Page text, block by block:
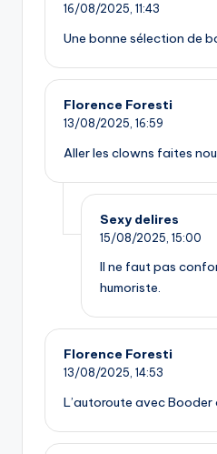
16/08/2025, 11:43
Une bonne sélection de
Florence Foresti
13/08/2025, 16:59
Aller les clowns faites
Sexy delires
15/08/2025, 15:00
Il ne faut pas
humoriste.
Florence Foresti
13/08/2025, 14:53
L’autoroute avec Booder